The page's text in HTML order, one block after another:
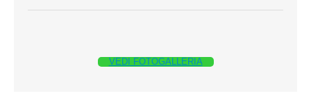
VEDI FOTOGALLERIA